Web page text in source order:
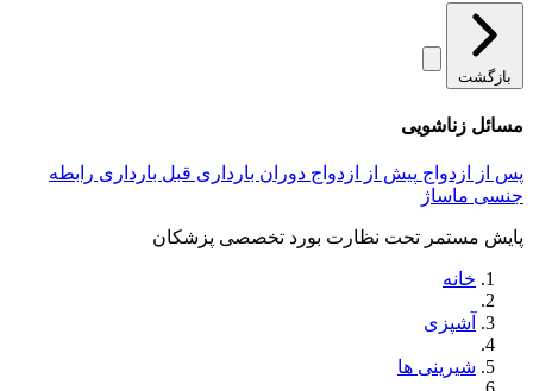
بازگشت
مسائل زناشویی
پس از ازدواج پیش از ازدواج دوران بارداری قبل بارداری رابطه
جنسی ماساژ
پایش مستمر تحت نظارت بورد تخصصی پزشکان
خانه
آشپزی
شیرینی ها